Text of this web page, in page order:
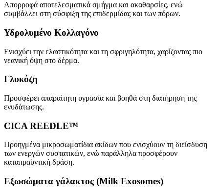
Απορροφά αποτελεσματικά σμήγμα και ακαθαρσίες, ενώ
συμβάλλει στη σύσφιξη της επιδερμίδας και των πόρων.
Υδρολυμένο Κολλαγόνο
Ενισχύει την ελαστικότητα και τη σφριγηλότητα, χαρίζοντας πιο
νεανική όψη στο δέρμα.
Γλυκόζη
Προσφέρει απαραίτητη υγρασία και βοηθά στη διατήρηση της
ενυδάτωσης.
CICA REEDLE™
Προηγμένα μικροσωματίδια ακίδων που ενισχύουν τη διείσδυση
των ενεργών συστατικών, ενώ παράλληλα προσφέρουν
καταπραϋντική δράση.
Εξωσώματα γάλακτος (Milk Exosomes)